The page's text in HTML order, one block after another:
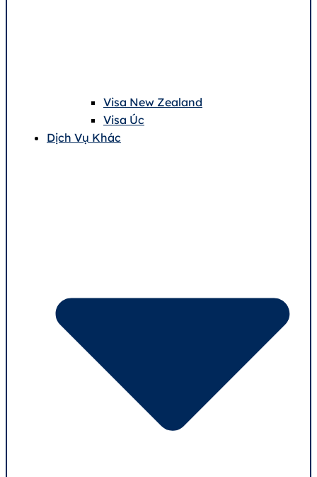
Visa New Zealand
Visa Úc
Dịch Vụ Khác